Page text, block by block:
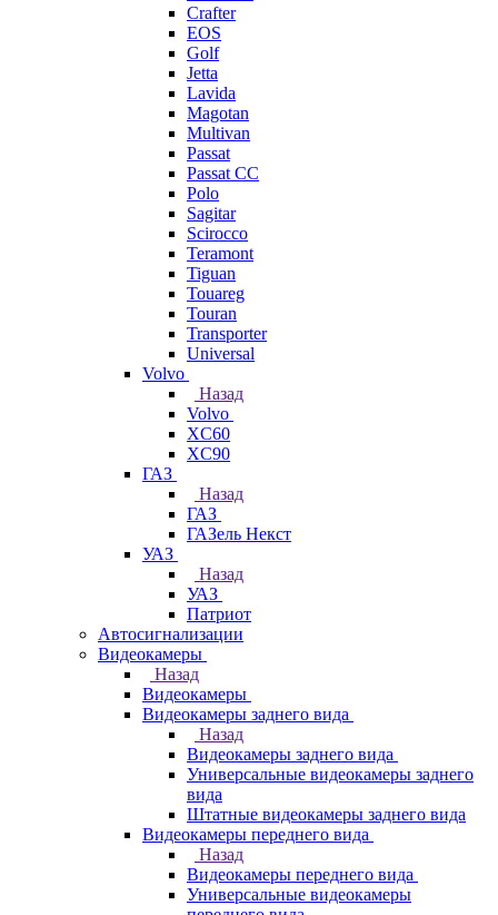
Crafter
EOS
Golf
Jetta
Lavida
Magotan
Multivan
Passat
Passat CC
Polo
Sagitar
Scirocco
Teramont
Tiguan
Touareg
Touran
Transporter
Universal
Volvo
Назад
Volvo
XC60
XC90
ГАЗ
Назад
ГАЗ
ГАЗель Некст
УАЗ
Назад
УАЗ
Патриот
Автосигнализации
Видеокамеры
Назад
Видеокамеры
Видеокамеры заднего вида
Назад
Видеокамеры заднего вида
Универсальные видеокамеры заднего
вида
Штатные видеокамеры заднего вида
Видеокамеры переднего вида
Назад
Видеокамеры переднего вида
Универсальные видеокамеры